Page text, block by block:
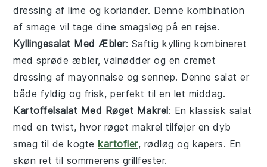
dressing af lime og koriander. Denne kombination
af smage vil tage dine smagsløg på en rejse.
Kyllingesalat Med Æbler: Saftig kylling kombineret
med sprøde æbler, valnødder og en cremet
dressing af mayonnaise og sennep. Dennesalat er
både fyldig og frisk, perfekt til en let middag.
Kartoffelsalat Med Røget Makrel: En klassisk salat
med en twist, hvor røget makrel tilføjer en dyb
smag til de kogtekartofler, rødløg og kapers. En
skøn ret til sommerens grillfester.